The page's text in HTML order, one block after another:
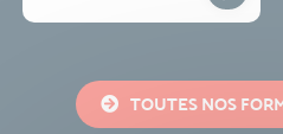
TOUTES NOS